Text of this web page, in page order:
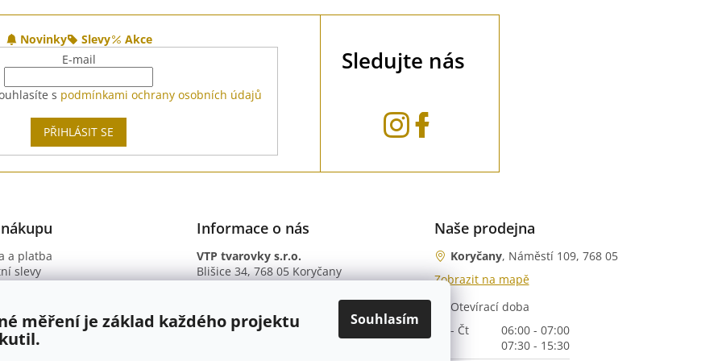
měření je základ každého projektu
Souhlasím
Novinky Slevy
Akce
E-mail
s podmínkami ochrany osobních údajů
PŘIHLÁSIT SE
Sledujte nás
a platba
slevy
ochrany osobních údajů
Informace o nás
VTP tvarovky s.r.o.
Blišice 34, 768 05 Koryčany
B. ú.: 2301934375/2010 (Fio banka)
Naše prodejna
Koryčany, Náměstí 109, 768 05
Zobrazit na mapě
Otevírací doba
Po - Čt
06:00 - 07:00
07:30 - 15:30